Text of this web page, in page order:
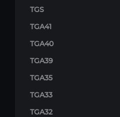
TGS
TGA41
TGA40
TGA39
TGA35
TGA33
TGA32